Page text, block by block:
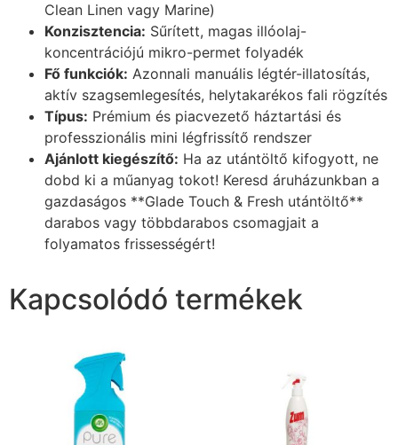
Clean Linen vagy Marine)
Konzisztencia: Sűrített, magas illóolaj-
koncentrációjú mikro-permet folyadék
Fő funkciók: Azonnali manuális légtér-illatosítás,
aktív szagsemlegesítés, helytakarékos fali rögzítés
Típus: Prémium és piacvezető háztartási és
professzionális mini légfrissítő rendszer
Ajánlott kiegészítő: Ha az utántöltő kifogyott, ne
dobd ki a műanyag tokot! Keresd áruházunkban a
gazdaságos **Glade Touch & Fresh utántöltő**
darabos vagy többdarabos csomagjait a
folyamatos frissességért!
Kapcsolódó termékek